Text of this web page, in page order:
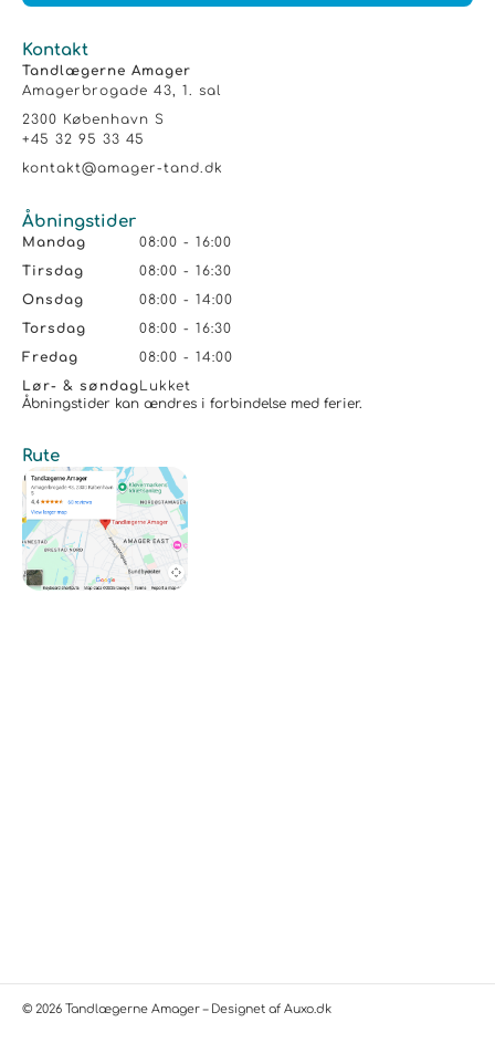
Kontakt
Tandlægerne Amager
Amagerbrogade 43, 1. sal
2300 København S
+45 32 95 33 45
kontakt@amager-tand.dk
Åbningstider
Mandag
Tirsdag
Onsdag
Torsdag
Fredag
Lør- & søndag
08:00 - 16:00
08:00 - 16:30
08:00 - 14:00
08:00 - 16:30
08:00 - 14:00
Lukket
Åbningstider kan ændres i forbindelse med ferier.
Rute
© 2026 Tandlægerne Amager – Designet af Auxo.dk